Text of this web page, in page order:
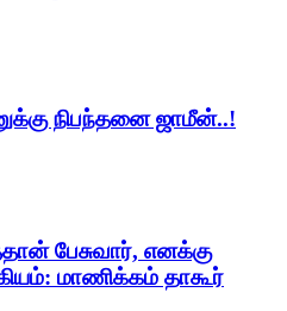
நிபந்தனை ஜாமீன்..!
பேசுவார், எனக்கு
மாணிக்கம் தாகூர்